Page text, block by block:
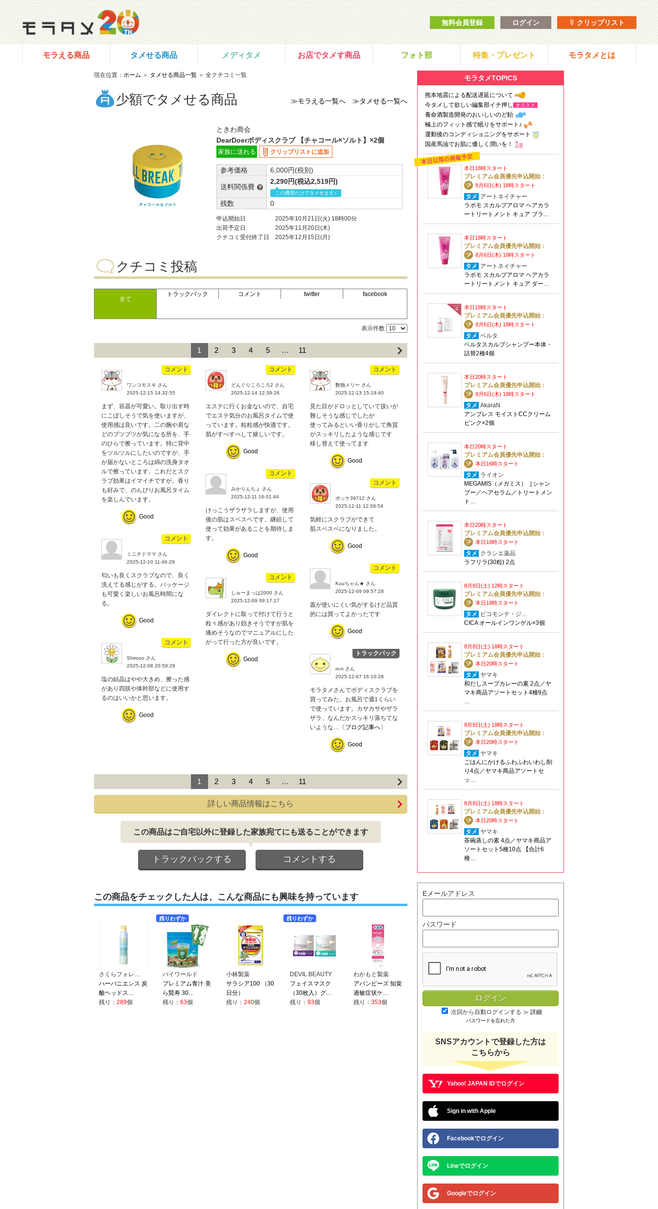
無料会員登録 ログイン クリップリスト
モラえる商品 タメせる商品 メディタメ お店でタメす商品 フォト部 特集・プレゼント モラタメとは
現在位置： ホーム ＞ タメせる商品一覧 ＞ 全クチコミ一覧
少額でタメせる商品 ≫モラえる一覧へ ≫タメせる一覧へ
ときわ商会
DearDoerボディスクラブ 【チャコール×ソルト】×2個
家族に送れる クリップリストに追加
参考価格 6,000円(税別)
送料関係費
2,290円(税込2,519円)
この費用だけでタメせます♪
残数 0
申込開始日
2025年10月21日(火) 18時00分
出荷予定日
2025年11月20日(木)
クチコミ受付終了日
2025年12月15日(月)
クチコミ投稿
全て
トラックバック コメント twitter facebook
表示件数
1 2 3 4 5 … 11
コメント
ワンコモスキ さん
2025-12-15 14:32:55
まず、容器が可愛い。取り出す時
にこぼしそうで気を使いますが、
使用感は良いです。二の腕や肩な
どのブツブツが気になる所を、手
のひらで擦っています。特に背中
をツルツルにしたいのですが、手
が届かないところは綿の洗身タオ
ルで擦っています。これだとスク
ラブ効果はイマイチですが。香り
も好みで、のんびりお風呂タイム
を楽しんでいます。
Good
コメント
どんぐりころころ2 さん
2025-12-14 12:39:26
エステに行くお金ないので、自宅
でエステ気分のお風呂タイムで使
っています。粒粒感が快適です。
肌がすべすべして嬉しいです。
Good
コメント
数独メリー さん
2025-12-13 15:19:40
見た目がドロッとしていて扱いが
難しそうな感じでしたが
使ってみるといい香りがして角質
がスッキリしたような感じです
移し替えて使ってます
Good
コメント
みかりんちょ さん
2025-12-11 16:01:44
けっこうザラザラしますが、使用
後の肌はスベスベです。継続して
使って効果があることを期待しま
す。
Good
コメント
ポッケ39712 さん
2025-12-11 12:08:54
気軽にスクラブができて
肌スベスベになりました。
Good
コメント
ミニチドママ さん
2025-12-10 11:46:29
匂いも良くスクラブなので、良く
洗えてる感じがする。パッケージ
も可愛く楽しいお風呂時間にな
る。
Good
コメント
Kuuちゃん★ さん
2025-12-09 09:57:28
蓋が使いにくい気がするけど品質
的には買ってよかったです
Good
コメント
しゅーまっは2000 さん
2025-12-09 09:17:17
ダイレクトに取って付けて行うと
粒々感があり効きそうですが肌を
痛めそうなのでマニュアルにした
がって行った方が良いです。
Good
コメント
Shirooo さん
2025-12-08 20:59:28
塩の結晶はやや大きめ、擦った感
があり四肢や体幹部などに使用す
るのはいいかと思います。
Good
トラックバック
m-n さん
2025-12-07 16:10:28
モラタメさんでボディスクラブを
買ってみた。お風呂で週1くらい
で使っています。カサカサやザラ
ザラ、なんだかスッキリ落ちてな
いような… 〔ブログ記事へ〕
Good
1 2 3 4 5 … 11
詳しい商品情報はこちら
この商品はご自宅以外に登録した家族宛てにも送ることができます
トラックバックする コメントする
この商品をチェックした人は、こんな商品にも興味を持っています
さくらフォレ…
ハーバニエンス 炭
酸ヘッドス…
残り： 289個
バイワールド
プレミアム青汁 美
ら賢寿 30…
残り： 63個
残りわずか
小林製薬
サラシア100 （30
日分）
残り： 240個
DEVIL BEAUTY
フェイスマスク
（30枚入）グ…
残り： 93個
残りわずか
わかもと製薬
アバンビーズ 知覚
過敏症状ケ…
残り： 353個
モラタメTOPICS
熊本地震による配送遅延について
今タメして欲しい編集部イチ押し
オススメ
養命酒製造開発のおいしいのど飴
極上のフィット感で眠りをサポート♪
運動後のコンディショニングをサポート
国産馬油でお肌に優しく潤いを！
本日18時スタート
プレミアム会員優先申込開始：
8月6日(木) 18時スタート
タメ アートネイチャー
ラボモ スカルプアロマ ヘアカラ
ートリートメント キュア ブラ…
本日18時スタート
プレミアム会員優先申込開始：
8月6日(木) 18時スタート
タメ アートネイチャー
ラボモ スカルプアロマ ヘアカラ
ートリートメント キュア ダー…
本日18時スタート
プレミアム会員優先申込開始：
8月6日(木) 18時スタート
タメ ベルタ
ベルタスカルプシャンプー本体・
詰替2種4個
本日20時スタート
プレミアム会員優先申込開始：
8月6日(木) 18時スタート
タメ AkaraN
アンブレス モイストCCクリーム
ピンク×2個
本日20時スタート
プレミアム会員優先申込開始：
本日16時スタート
タメ ライオン
MEGAMIS（メガミス）［シャン
プー／ヘアセラム／トリートメン
ト…
本日20時スタート
プレミアム会員優先申込開始：
本日18時スタート
タメ クラシエ薬品
ラフリラ(30粒) 2点
8月8日(土) 12時スタート
プレミアム会員優先申込開始：
本日18時スタート
タメ
ピコモンテ・ジ…
CICA オールインワンゲル×3個
8月8日(土) 18時スタート
プレミアム会員優先申込開始：
本日20時スタート
タメ ヤマキ
和だしスープカレーの素 2点／ヤ
マキ商品アソートセット4種9点
…
8月8日(土) 18時スタート
プレミアム会員優先申込開始：
本日20時スタート
タメ ヤマキ
ごはんにかけるふわふわいわし削
り4点／ヤマキ商品アソートセ
ッ…
8月8日(土) 18時スタート
プレミアム会員優先申込開始：
本日20時スタート
タメ ヤマキ
茶碗蒸しの素 4点／ヤマキ商品ア
ソートセット5種10点 【合計6
種…
Eメールアドレス
パスワード
次回から自動ログインする ≫ 詳細
パスワードを忘れた方
SNSアカウントで登録した方は
こちらから
Yahoo! JAPAN IDでログイン
Sign in with Apple
Facebookでログイン
Lineでログイン
Googleでログイン